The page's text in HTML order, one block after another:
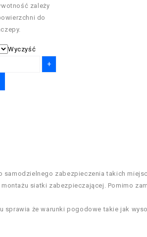
zależy
do
Wyczyść
samodzielnego zabezpieczenia takich
siatki zabezpieczającej. Pomimo
sprawia że warunki pogodowe takie jak